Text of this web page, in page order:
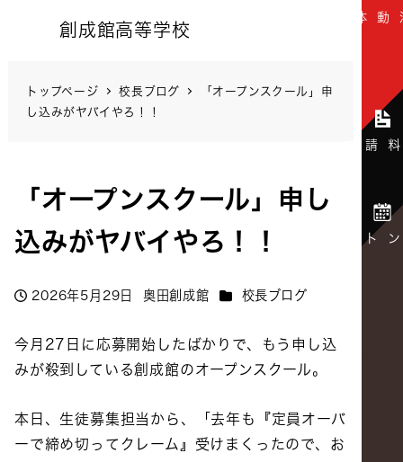
創成館高等学校
トップページ 校長ブログ
「オープンスクール」申
し込みがヤバイやろ！！
「オープンスクール」申し
込みがヤバイやろ！！
投稿日
2026年5月29日
著
奥田創成館 カテゴリー
校長ブログ
今月27日に応募開始したばかりで、もう申し込
みが殺到している創成館のオープンスクール。
本日、生徒募集担当から、「去年も『定員オーバ
ーで締め切ってクレーム』受けまくったので、お